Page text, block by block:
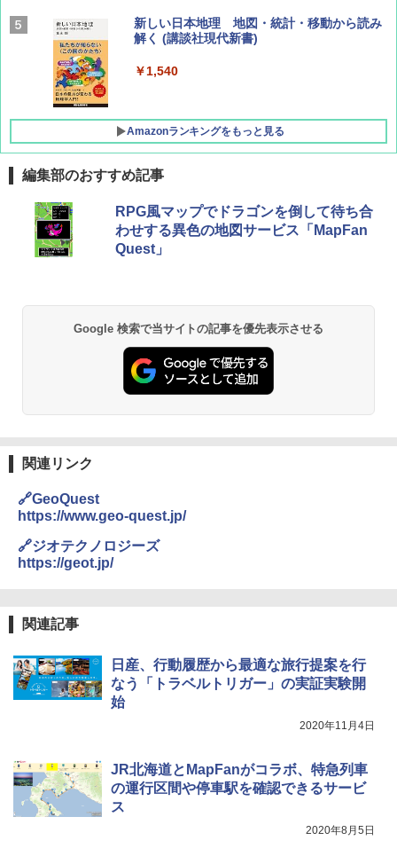
BE-PAL(ビ-パル) 2026年 9 月号【特別付録:
SOTO ミニマル"旅"財布 ランダム2種】
￥1,500
新しい日本地理 地図・統計・移動から読み
解く (講談社現代新書)
￥1,540
Amazonランキングをもっと見る
[キャンパーズコレクション 山善] ポップアッ
プテント 傘みたいに広げて畳める パッとサ
ッとサンシェード キューブ フルクローズ メ
ッシュ 簡単設置 ワンタッチテント キャンプ
PYKES PEAK (パイクスピーク) 着替えテン
ト プライバシー テント 【中が透けない】 1
人用 折りたたみ 防災グッズ 災害用トイレ ビ
ーチ ピクニック ポップアップテント 携帯 簡
テント ワンタッチ RENEW 幅200 2-3人用 43
500002(89232)
￥5,499
ュ(BC仕様) PATC-150B(EB)
X 2人用 3人用 キャンプ アウトドア フェス
収納 コンパクト 簡単設営 カンガルーテント
ソロキャンプ ソロテント
GRANDOOR ステンレス保冷剤 2個セット 2
026リニューアル 急速冷凍 空間倍増 衛生的
コンパクト 保冷力長持ち
USB充電式 高精度 超長距離照射 長時間使用
可能 安全ロック付き 高安全性 金属製耐久 コ
ンパクト多機能設計 持ち運び便利 アウトド
ア/オフィス/教育現場/展示会用 緑
￥6,459
関の購入実績 登山・キャンプ・アウトドア・
防災用品 長期保存可能 緊急時用 日本国内発
ソーラー LED ランタン Type-C 充電式 ソー
ラーランタン IP65防水 キャンプ用品 防災グ
り畳み式 キャンプソーラーライト防災 停電
節電対策 超高輝度 日本語取扱説明書付き
編集部のおすすめ記事
RPG風マップでドラゴンを倒して待ち合
わせする異色の地図サービス「MapFan
Quest」
Google 検索で当サイトの記事を優先表示させる
関連リンク
🔗GeoQuest
https://www.geo-quest.jp/
🔗ジオテクノロジーズ
https://geot.jp/
関連記事
日産、行動履歴から最適な旅行提案を行
なう「トラベルトリガー」の実証実験開
始
2020年11月4日
JR北海道とMapFanがコラボ、特急列車
の運行区間や停車駅を確認できるサービ
ス
2020年8月5日